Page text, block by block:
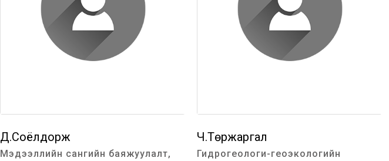
Д.Соёлдорж
Мэдээллийн сангийн баяжуулалт,
Ч.Төржаргал
Гидрогеологи-геоэкологийн